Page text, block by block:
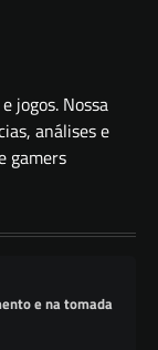
jogos. Nossa
análises e
gamers
e na tomada